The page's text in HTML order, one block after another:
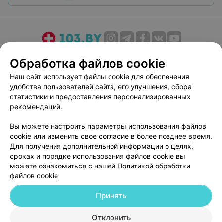
Медицинский маркетинг
Публичный договор
Пользовательское соглашение
Способы оплаты
Вакансии
Партнеры
Написать руководителю 103.by
Персональные настройки cookie
Обработка персональных данных
© 2026 ООО «Артокс Лаб», УНП 191700409| 220012, Республика Беларусь,
Обработка файлов cookie
Наш сайт использует файлы cookie для обеспечения
удобства пользователей сайта, его улучшения, сбора
статистики и предоставления персонализированных
рекомендаций.
Вы можете настроить параметры использования файлов
cookie или изменить свое согласие в более позднее время.
Для получения дополнительной информации о целях,
сроках и порядке использования файлов cookie вы
можете ознакомиться с нашей Политикой обработки
файлов cookie
Отклонить
Принять